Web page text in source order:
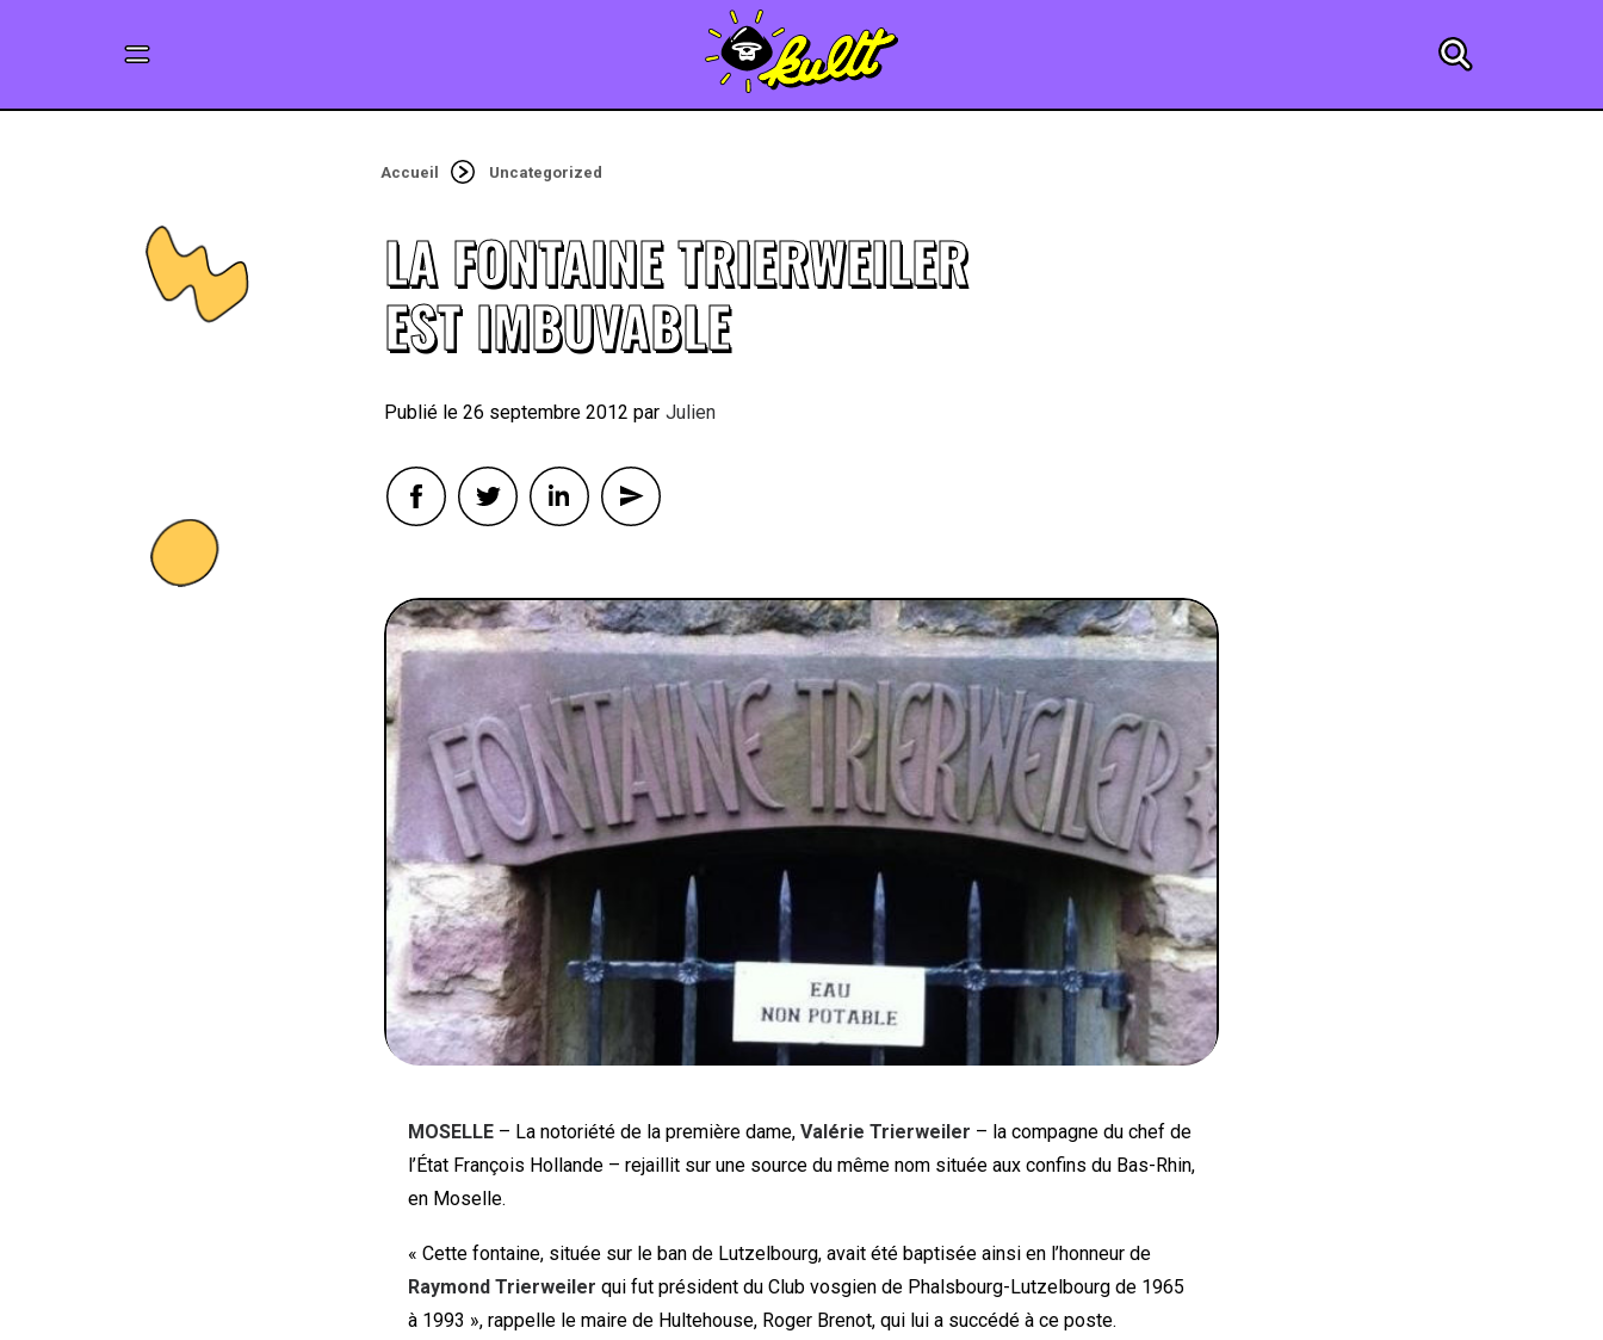
Accueil Uncategorized
LA FONTAINE TRIERWEILER
EST IMBUVABLE
26 septembre 2012 By Julien
MOSELLE – La notoriété de la première dame, Valérie Trierweiler – la compagne du chef de
l’État François Hollande – rejaillit sur une source du même nom située aux confins du Bas-Rhin,
en Moselle.
« Cette fontaine, située sur le ban de Lutzelbourg, avait été baptisée ainsi en l’honneur de
Raymond Trierweiler qui fut président du Club vosgien de Phalsbourg-Lutzelbourg de 1965
à 1993 », rappelle le maire de Hultehouse, Roger Brenot, qui lui a succédé à ce poste.